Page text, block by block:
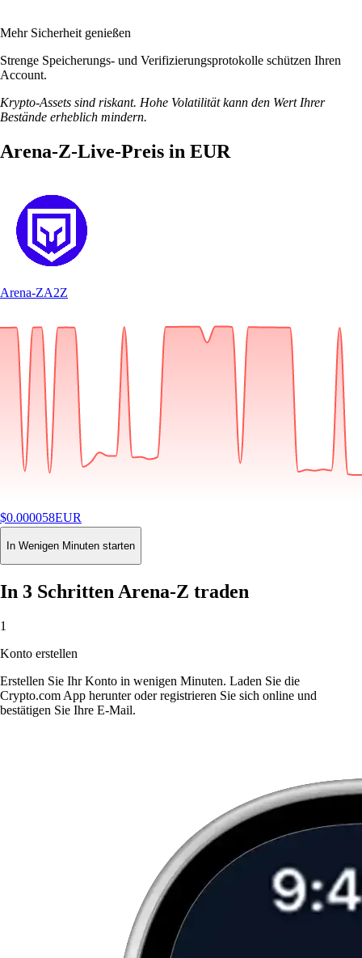
Mehr Sicherheit genießen
Strenge Speicherungs- und Verifizierungsprotokolle schützen Ihren
Account.
Krypto-Assets sind riskant. Hohe Volatilität kann den Wert Ihrer
Bestände erheblich mindern.
Arena-Z-Live-Preis in EUR
Arena-ZA2Z
$0.000058EUR
-16.59%24H
Buy
In Wenigen Minuten starten
In 3 Schritten Arena-Z traden
1
Konto erstellen
Erstellen Sie Ihr Konto in wenigen Minuten. Laden Sie die
Crypto.com App herunter oder registrieren Sie sich online und
bestätigen Sie Ihre E-Mail.